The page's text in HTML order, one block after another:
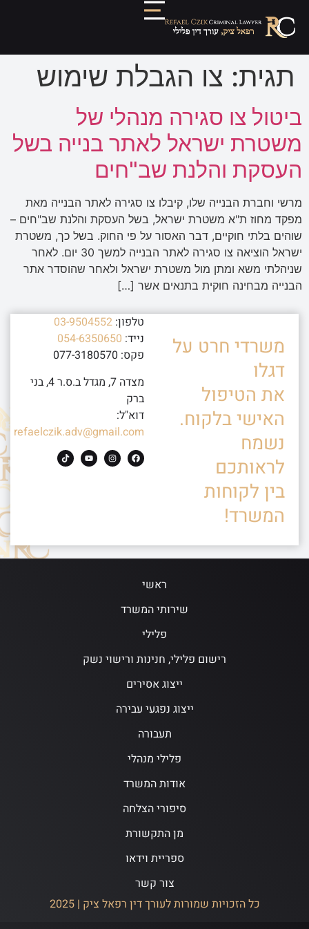
תגית: צו הגבלת שימוש
ביטול צו סגירה מנהלי של
משטרת ישראל לאתר בנייה בשל
העסקת והלנת שב"חים
מרשי וחברת הבנייה שלו, קיבלו צו סגירה לאתר הבנייה מאת
מפקד מחוז ת"א משטרת ישראל, בשל העסקת והלנת שב"חים –
שוהים בלתי חוקיים, דבר האסור על פי החוק. בשל כך, משטרת
ישראל הוציאה צו סגירה לאתר הבנייה למשך 30 יום. לאחר
שניהלתי משא ומתן מול משטרת ישראל ולאחר שהוסדר אתר
הבנייה מבחינה חוקית בתנאים אשר […]
משרדי חרט על
דגלו
את הטיפול
האישי בלקוח.
נשמח
לראותכם
בין לקוחות
המשרד!
טלפון: 03-9504552
נייד: 054-6350650
פקס: 077-3180570
מצדה 7, מגדל ב.ס.ר 4, בני
ברק
דוא"ל:
refaelczik.adv@gmail.com
ראשי
שירותי המשרד
פלילי
רישום פלילי, חנינות ורישוי נשק
ייצוג אסירים
ייצוג נפגעי עבירה
תעבורה
פלילי מנהלי
אודות המשרד
סיפורי הצלחה
מן התקשורת
ספריית וידאו
צור קשר
כל הזכויות שמורות לעורך דין רפאל ציק | 2025